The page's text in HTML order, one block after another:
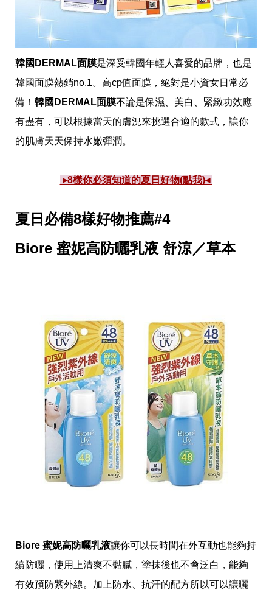
熱
門
新
鮮
優
惠
懶
人
關
歡
韓國DERMAL面膜是深受韓國年輕人喜愛的品牌，也是
韓國面膜熱銷no.1。高cp值面膜，絕對是小資女日常必
備！ 韓國DERMAL面膜不論是保濕、美白、緊緻功效應
有盡有，可以根據當天的膚況來挑選合適的款式，讓你
的肌膚天天保持水嫩彈潤。
▸8樣你必須知道的夏日好物(點我)◂
夏日必備8樣好物推薦#4
Biore 蜜妮高防曬乳液 舒涼／草本
Biore 蜜妮高防曬乳液讓你可以長時間在外互動也能夠持
續防曬，使用上清爽不黏膩，塗抹後也不會泛白，能夠
有效預防紫外線。加上防水、抗汗的配方所以可以讓曬